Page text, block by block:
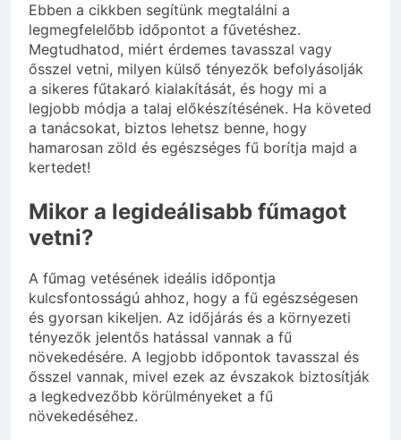
Ebben a cikkben segítünk megtalálni a
legmegfelelőbb időpontot a fűvetéshez.
Megtudhatod, miért érdemes tavasszal vagy
ősszel vetni, milyen külső tényezők befolyásolják
a sikeres fűtakaró kialakítását, és hogy mi a
legjobb módja a talaj előkészítésének. Ha követed
a tanácsokat, biztos lehetsz benne, hogy
hamarosan zöld és egészséges fű borítja majd a
kertedet!
Mikor a legideálisabb fűmagot
vetni?
A fűmag vetésének ideális időpontja
kulcsfontosságú ahhoz, hogy a fű egészségesen
és gyorsan kikeljen. Az időjárás és a környezeti
tényezők jelentős hatással vannak a fű
növekedésére. A legjobb időpontok tavasszal és
ősszel vannak, mivel ezek az évszakok biztosítják
a legkedvezőbb körülményeket a fű
növekedéséhez.